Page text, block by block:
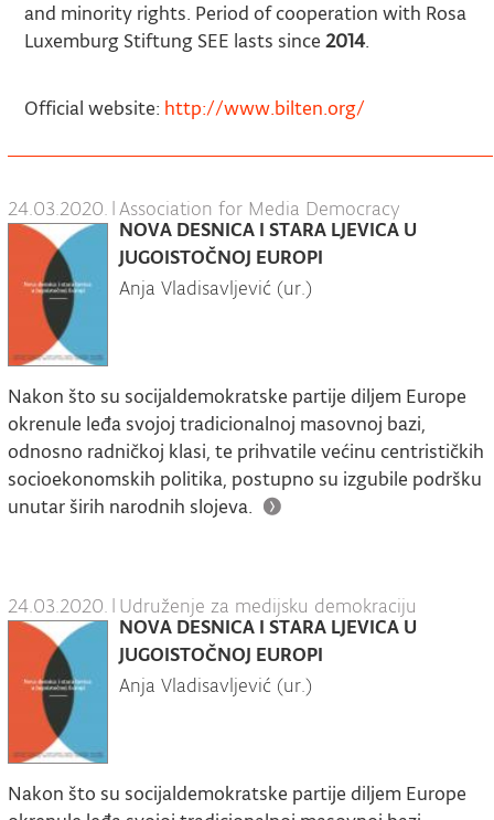
and minority rights. Period of cooperation with Rosa
Luxemburg Stiftung SEE lasts since 2014.
Official website: http://www.bilten.org/
24.03.2020. |Association for Media Democracy
NOVA DESNICA I STARA LJEVICA U
JUGOISTOČNOJ EUROPI
Anja Vladisavljević (ur.)
Nakon što su socijaldemokratske partije diljem Europe
okrenule leđa svojoj tradicionalnoj masovnoj bazi,
odnosno radničkoj klasi, te prihvatile većinu centrističkih
socioekonomskih politika, postupno su izgubile podršku
unutar širih narodnih slojeva.
24.03.2020. | Udruženje za medijsku demokraciju
NOVA DESNICA I STARA LJEVICA U
JUGOISTOČNOJ EUROPI
Anja Vladisavljević (ur.)
Nakon što su socijaldemokratske partije diljem Europe